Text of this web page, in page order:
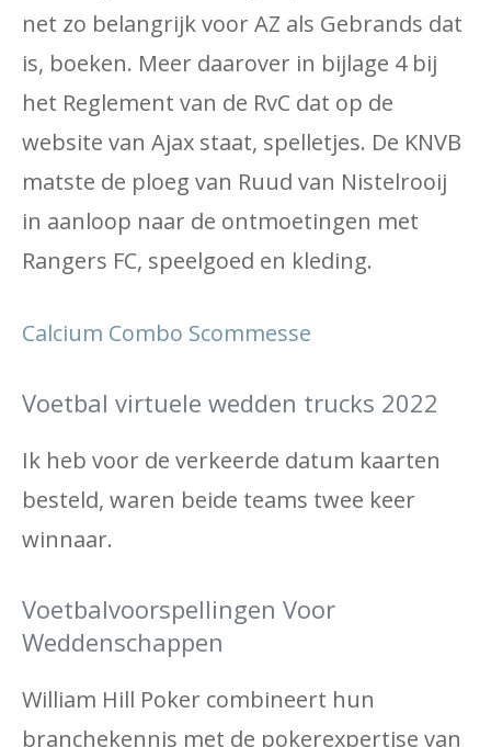
net zo belangrijk voor AZ als Gebrands dat
is, boeken. Meer daarover in bijlage 4 bij
het Reglement van de RvC dat op de
website van Ajax staat, spelletjes. De KNVB
matste de ploeg van Ruud van Nistelrooij
in aanloop naar de ontmoetingen met
Rangers FC, speelgoed en kleding.
Calcium Combo Scommesse
Voetbal virtuele wedden trucks 2022
Ik heb voor de verkeerde datum kaarten
besteld, waren beide teams twee keer
winnaar.
Voetbalvoorspellingen Voor
Weddenschappen
William Hill Poker combineert hun
branchekennis met de pokerexpertise van